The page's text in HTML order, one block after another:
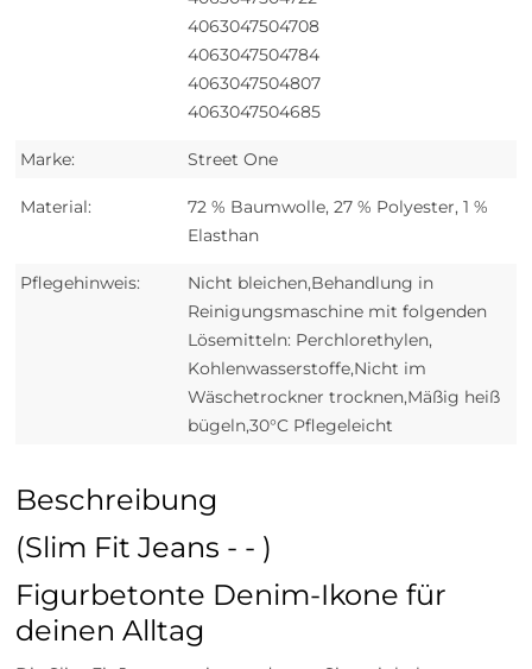
4063047504708
4063047504784
4063047504807
4063047504685
Marke: Street One
Material:
72 % Baumwolle, 27 % Polyester, 1 %
Elasthan
Pflegehinweis:
Nicht bleichen,Behandlung in
Reinigungsmaschine mit folgenden
Lösemitteln: Perchlorethylen,
Kohlenwasserstoffe,Nicht im
Wäschetrockner trocknen,Mäßig heiß
bügeln,30°C Pflegeleicht
Beschreibung
(Slim Fit Jeans - - )
Figurbetonte Denim-Ikone für
deinen Alltag